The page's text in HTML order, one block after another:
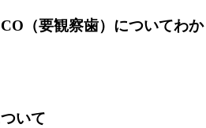
（要観察歯）についてわ
いて